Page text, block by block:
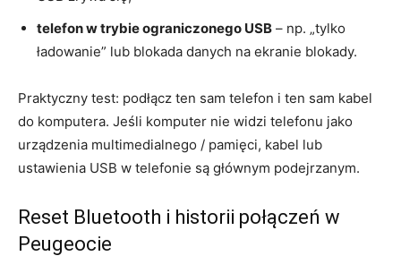
telefon w trybie ograniczonego USB – np. „tylko
ładowanie” lub blokada danych na ekranie blokady.
Praktyczny test: podłącz ten sam telefon i ten sam kabel
do komputera. Jeśli komputer nie widzi telefonu jako
urządzenia multimedialnego / pamięci, kabel lub
ustawienia USB w telefonie są głównym podejrzanym.
Reset Bluetooth i historii połączeń w
Peugeocie